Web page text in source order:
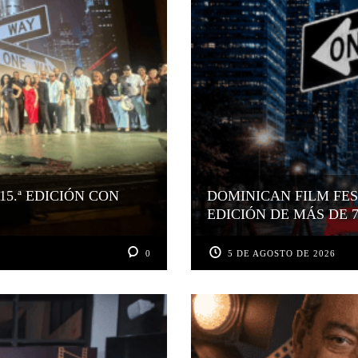
EDICIÓN CON
0
DOMINICAN FILM
EDICIÓN DE MÁS DE
5 DE AGOSTO DE 2026